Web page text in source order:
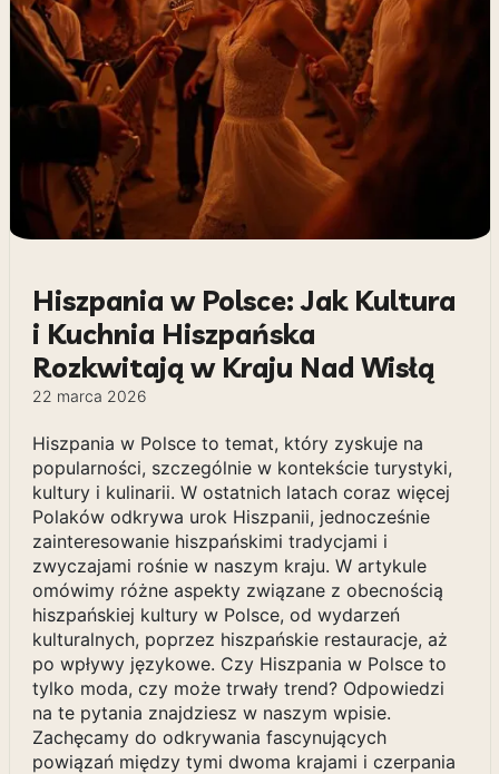
Hiszpania w Polsce: Jak Kultura
i Kuchnia Hiszpańska
Rozkwitają w Kraju Nad Wisłą
22 marca 2026
Hiszpania w Polsce to temat, który zyskuje na
popularności, szczególnie w kontekście turystyki,
kultury i kulinarii. W ostatnich latach coraz więcej
Polaków odkrywa urok Hiszpanii, jednocześnie
zainteresowanie hiszpańskimi tradycjami i
zwyczajami rośnie w naszym kraju. W artykule
omówimy różne aspekty związane z obecnością
hiszpańskiej kultury w Polsce, od wydarzeń
kulturalnych, poprzez hiszpańskie restauracje, aż
po wpływy językowe. Czy Hiszpania w Polsce to
tylko moda, czy może trwały trend? Odpowiedzi
na te pytania znajdziesz w naszym wpisie.
Zachęcamy do odkrywania fascynujących
powiązań między tymi dwoma krajami i czerpania